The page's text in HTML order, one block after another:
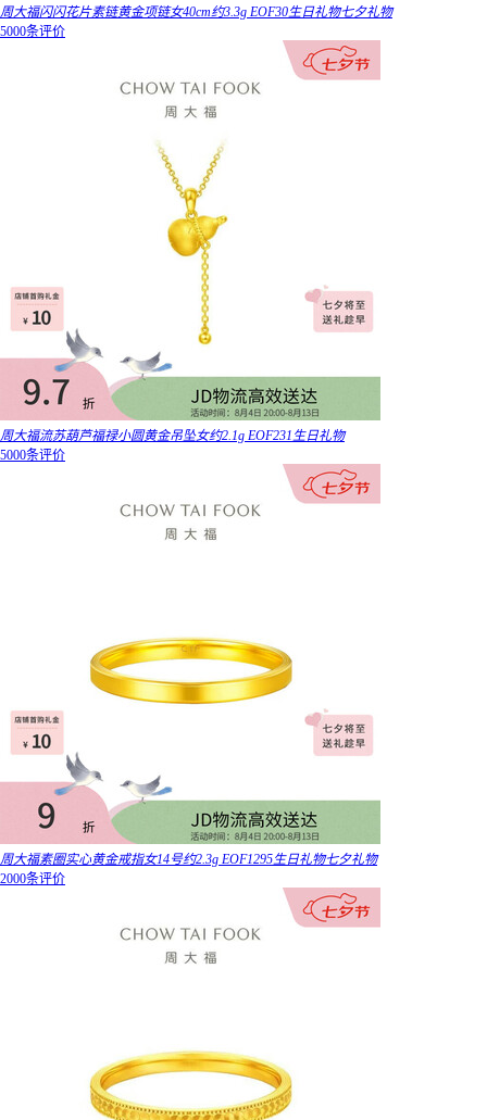
周大福闪闪花片素链黄金项链女40cm约3.3g EOF30生日礼物七夕礼物
5000条评价
周大福流苏葫芦福禄小圆黄金吊坠女约2.1g EOF231生日礼物
5000条评价
周大福素圈实心黄金戒指女14号约2.3g EOF1295生日礼物七夕礼物
2000条评价